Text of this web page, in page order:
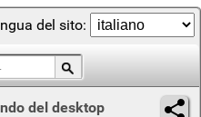
del sito:
del desktop